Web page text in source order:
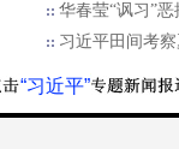
华春莹“讽习”
习近平田间考
“习近平”